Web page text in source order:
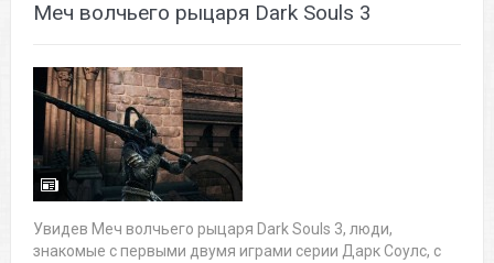
Меч волчьего рыцаря Dark Souls 3
Увидев Меч волчьего рыцаря Dark Souls 3, люди,
знакомые с первыми двумя играми серии Дарк Соулс, с